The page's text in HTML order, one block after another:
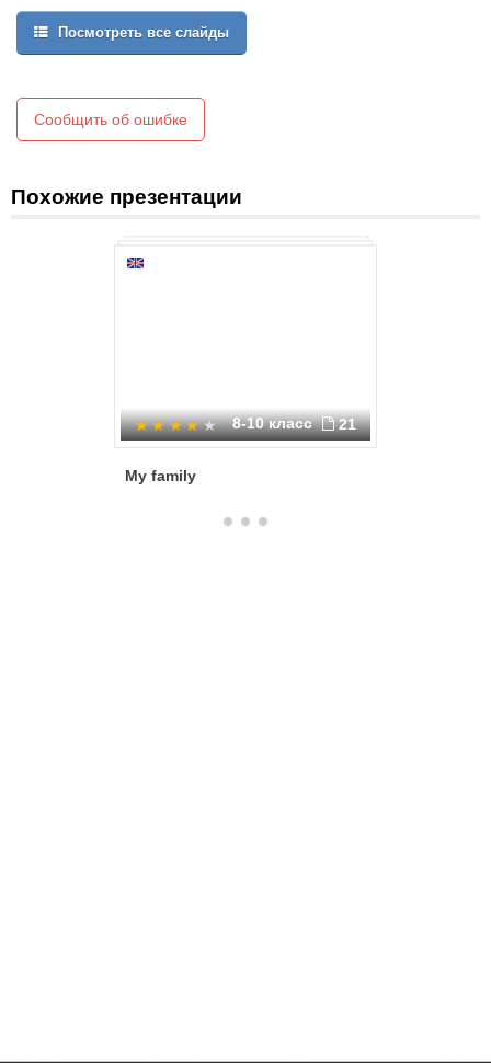
Посмотреть все слайды
Сообщить об ошибке
Похожие презентации
8-10 класс 21
My family